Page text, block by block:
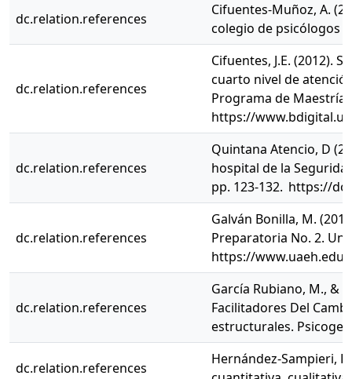
dc.relation.references
Cifuentes-Muñoz, A.
colegio de psicólogos
dc.relation.references
Cifuentes, J.E. (2012).
cuarto nivel de
Programa de Maestría
https://
dc.relation.references
Quintana Atencio, D
hospital de la
pp. 123-132. https://
dc.relation.references
Galván Bonilla, M.
Preparatoria No. 2.
https://
dc.relation.references
García Rubiano, M., &
Facilitadores Del
estructurales.
dc.relation.references
Hernández-Sampieri,